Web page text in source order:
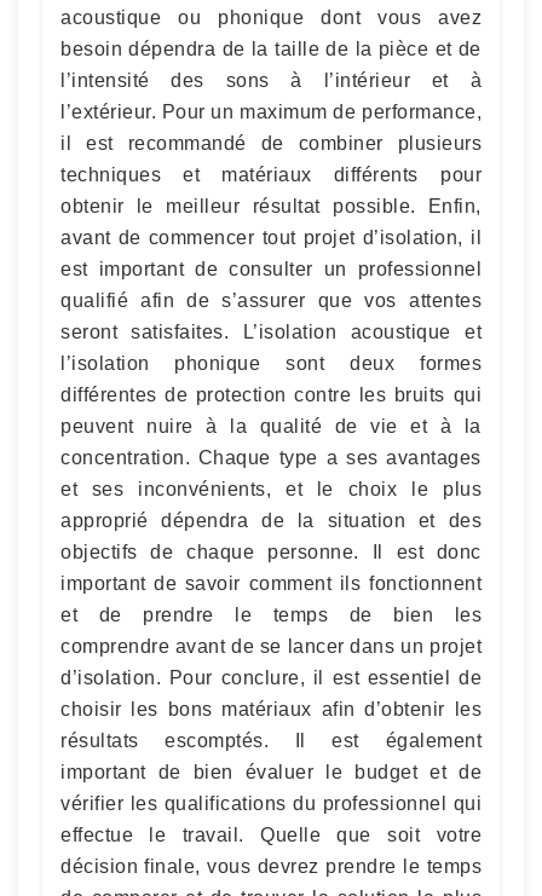
acoustique ou phonique dont vous avez
besoin dépendra de la taille de la pièce et de
l’intensité des sons à l’intérieur et à
l’extérieur. Pour un maximum de performance,
il est recommandé de combiner plusieurs
techniques et matériaux différents pour
obtenir le meilleur résultat possible. Enfin,
avant de commencer tout projet d’isolation, il
est important de consulter un professionnel
qualifié afin de s’assurer que vos attentes
seront satisfaites. L’isolation acoustique et
l’isolation phonique sont deux formes
différentes de protection contre les bruits qui
peuvent nuire à la qualité de vie et à la
concentration. Chaque type a ses avantages
et ses inconvénients, et le choix le plus
approprié dépendra de la situation et des
objectifs de chaque personne. Il est donc
important de savoir comment ils fonctionnent
et de prendre le temps de bien les
comprendre avant de se lancer dans un projet
d’isolation. Pour conclure, il est essentiel de
choisir les bons matériaux afin d’obtenir les
résultats escomptés. Il est également
important de bien évaluer le budget et de
vérifier les qualifications du professionnel qui
effectue le travail. Quelle que soit votre
décision finale, vous devrez prendre le temps